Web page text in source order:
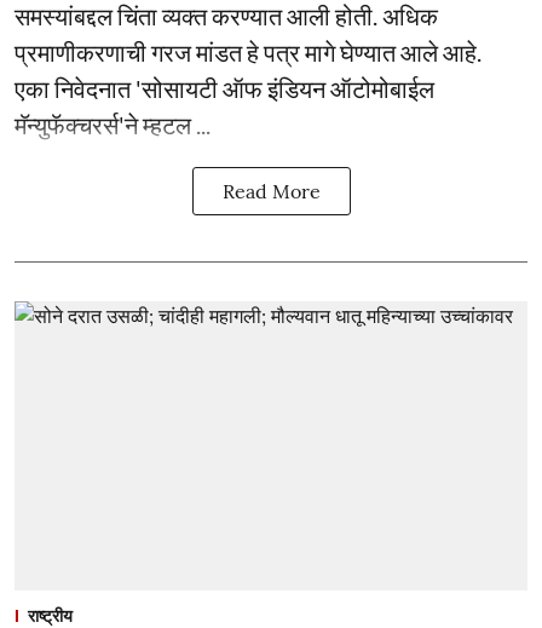
समस्यांबद्दल चिंता व्यक्त करण्यात आली होती. अधिक
प्रमाणीकरणाची गरज मांडत हे पत्र मागे घेण्यात आले आहे.
एका निवेदनात 'सोसायटी ऑफ इंडियन ऑटोमोबाईल
मॅन्युफॅक्चरर्स'ने म्हटल ...
Read More
राष्ट्रीय